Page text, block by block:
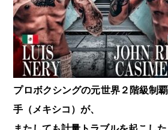
プロボクシングの元世界２階級制
手（メキシコ）が、